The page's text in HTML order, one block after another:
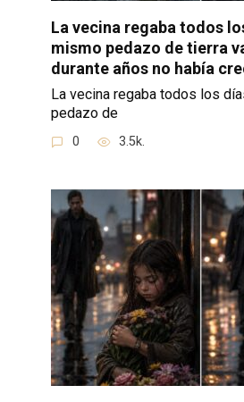
La vecina regaba todos
mismo pedazo de tierra
durante años no había
La vecina regaba todos los
pedazo de
0 3.5k.